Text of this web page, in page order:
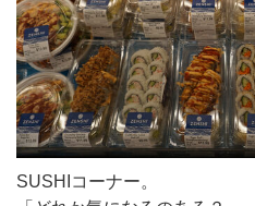
SUSHIコーナー。